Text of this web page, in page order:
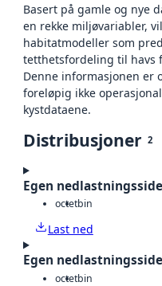
Basert på gamle og nye
en rekke miljøvariabler,
habitatmodeller som
tetthetsfordeling til havs
Denne informasjonen
foreløpig ikke
kystdataene.
Distribusjoner 2
Egen
octetbin
Last ned
Egen
octetbin